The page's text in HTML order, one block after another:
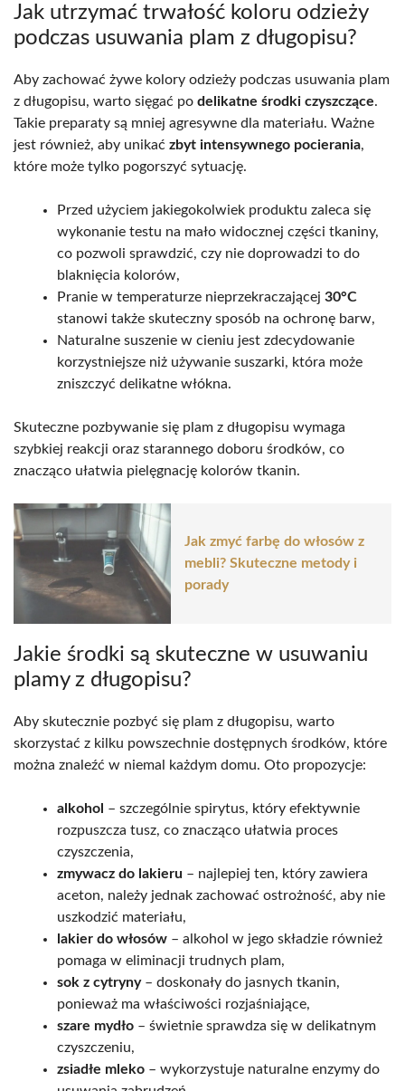
Jak utrzymać trwałość koloru odzieży
podczas usuwania plam z długopisu?
Aby zachować żywe kolory odzieży podczas usuwania plam
z długopisu, warto sięgać po delikatne środki czyszczące.
Takie preparaty są mniej agresywne dla materiału. Ważne
jest również, aby unikać zbyt intensywnego pocierania,
które może tylko pogorszyć sytuację.
Przed użyciem jakiegokolwiek produktu zaleca się
wykonanie testu na mało widocznej części tkaniny,
co pozwoli sprawdzić, czy nie doprowadzi to do
blaknięcia kolorów,
Pranie w temperaturze nieprzekraczającej 30°C
stanowi także skuteczny sposób na ochronę barw,
Naturalne suszenie w cieniu jest zdecydowanie
korzystniejsze niż używanie suszarki, która może
zniszczyć delikatne włókna.
Skuteczne pozbywanie się plam z długopisu wymaga
szybkiej reakcji oraz starannego doboru środków, co
znacząco ułatwia pielęgnację kolorów tkanin.
Jak zmyć farbę do włosów z
mebli? Skuteczne metody i
porady
Jakie środki są skuteczne w usuwaniu
plamy z długopisu?
Aby skutecznie pozbyć się plam z długopisu, warto
skorzystać z kilku powszechnie dostępnych środków, które
można znaleźć w niemal każdym domu. Oto propozycje:
alkohol – szczególnie spirytus, który efektywnie
rozpuszcza tusz, co znacząco ułatwia proces
czyszczenia,
zmywacz do lakieru – najlepiej ten, który zawiera
aceton, należy jednak zachować ostrożność, aby nie
uszkodzić materiału,
lakier do włosów – alkohol w jego składzie również
pomaga w eliminacji trudnych plam,
sok z cytryny– doskonały do jasnych tkanin,
ponieważ ma właściwości rozjaśniające,
szare mydło – świetnie sprawdza się w delikatnym
czyszczeniu,
zsiadłe mleko – wykorzystuje naturalne enzymy do